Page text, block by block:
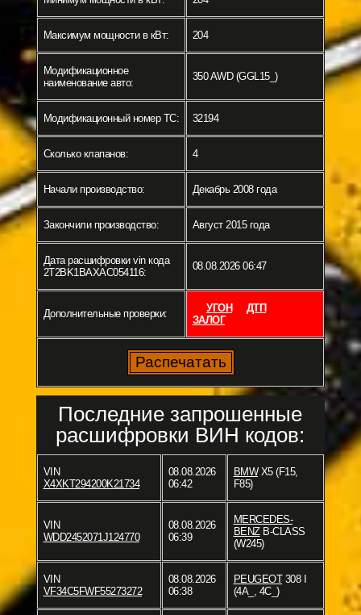
Максимум мощности в кВт: 204
Модификационное
наименование авто:
350 AWD (GGL15_)
Модификационный номер ТС: 32194
Сколько клапанов: 4
Начали производство: Декабрь 2008 года
Закончили производство: Август 2015 года
Дата расшифровки vin кода
2T2BK1BAXAC054116:
08.08.2026 06:47
Дополнительные проверки: УГОН
ДТП
ЗАЛОГ
Последние запрошенные
расшифровки ВИН кодов:
VIN
X4XKT294200K21734
08.08.2026
06:42
BMWX5 (F15,
F85)
VIN
WDD2452071J124770
08.08.2026
06:39
MERCEDES-
BENZB-CLASS
(W245)
VIN
VF34C5FWF55273272
08.08.2026
06:38
PEUGEOT308 I
(4A_, 4C_)